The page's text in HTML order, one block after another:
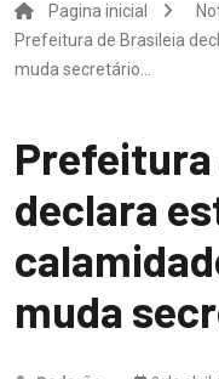
Pagina inicial
Prefeitura de Brasileia
muda secretário...
Prefeitura
declara
muda